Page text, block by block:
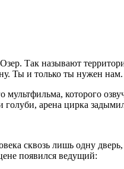
Так называют
Ты и только ты нужен
мультфильма, которого
арена цирка
сквозь лишь одну
появился ведущий: